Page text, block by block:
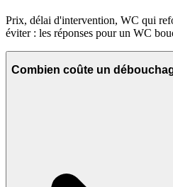
Prix, délai d'intervention, WC qui
éviter : les réponses pour un WC
Combien coûte un